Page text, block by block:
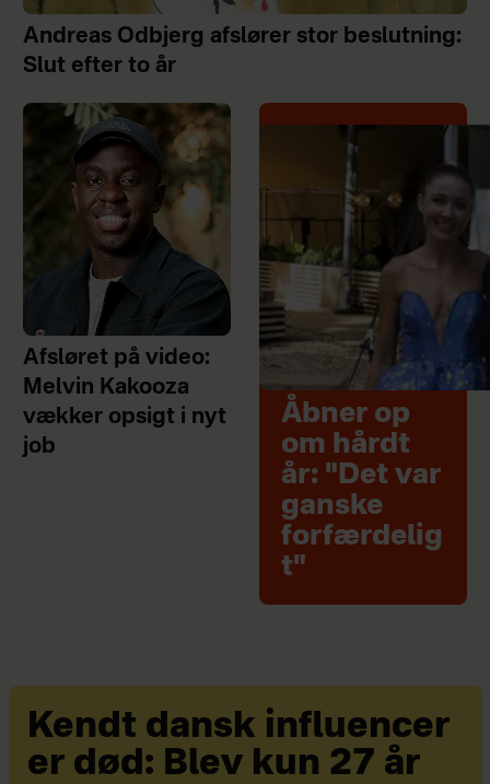
Andreas Odbjerg afslører stor beslutning:
Slut efter to år
Afsløret på video:
Melvin Kakooza
vækker opsigt i nyt
job
Åbner op
om hårdt
år: "Det var
ganske
forfærdelig
t"
Kendt dansk influencer
er død: Blev kun 27 år